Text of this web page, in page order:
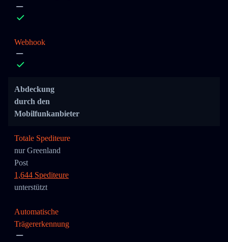
Webhook
Abdeckung
durch den
Mobilfunkanbieter
Totale Spediteure
nur Greenland
Post
1,644 Spediteure
unterstützt
Automatische
Trägererkennung